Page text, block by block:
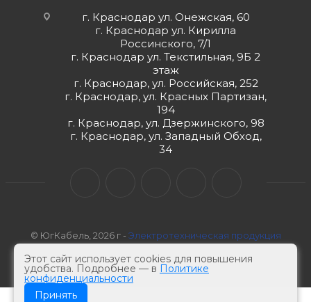
г. Краснодар ул. Онежская, 60
г. Краснодар ул. Кирилла
Россинского, 7/1
г. Краснодар ул. Текстильная, 9Б 2
этаж
г. Краснодар, ул. Российская, 252
г. Краснодар, ул. Красных Партизан,
194
г. Краснодар, ул. Дзержинского, 98
г. Краснодар, ул. Западный Обход,
34
© ЮгКабель, 2026 г - Электротехническая продукция
Этот сайт использует cookies для повышения
удобства. Подробнее — в Политике
конфиденциальности
Принять